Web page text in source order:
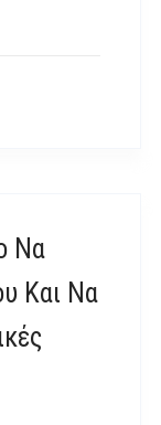
Να
Και Να